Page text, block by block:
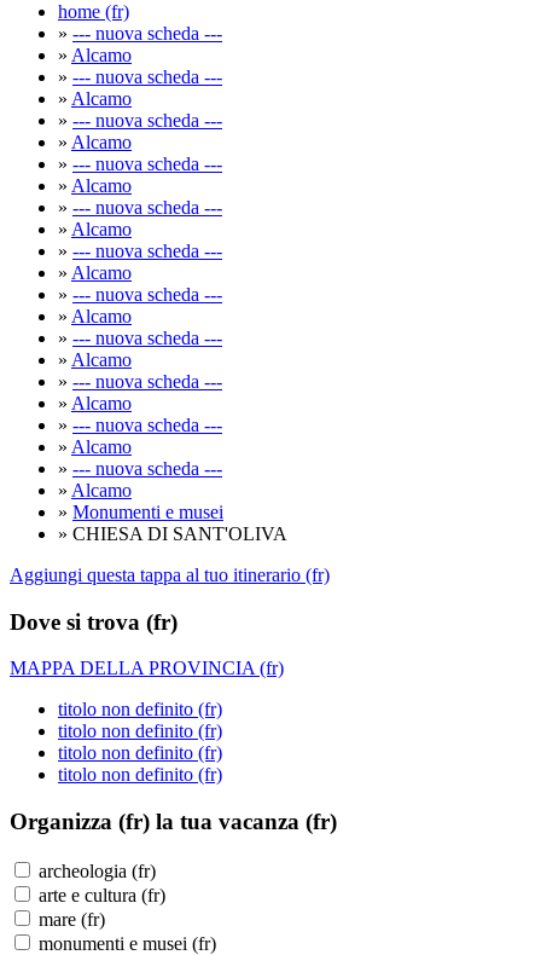
home (fr)
» --- nuova scheda ---
» Alcamo
» --- nuova scheda ---
» Alcamo
» --- nuova scheda ---
» Alcamo
» --- nuova scheda ---
» Alcamo
» --- nuova scheda ---
» Alcamo
» --- nuova scheda ---
» Alcamo
» --- nuova scheda ---
» Alcamo
» --- nuova scheda ---
» Alcamo
» --- nuova scheda ---
» Alcamo
» --- nuova scheda ---
» Alcamo
» --- nuova scheda ---
» Alcamo
» Monumenti e musei
» CHIESA DI SANT'OLIVA
Aggiungi questa tappa al tuo itinerario (fr)
Dove si trova (fr)
MAPPA DELLA PROVINCIA (fr)
titolo non definito (fr)
titolo non definito (fr)
titolo non definito (fr)
titolo non definito (fr)
Organizza (fr) la tua vacanza (fr)
archeologia (fr)
arte e cultura (fr)
mare (fr)
monumenti e musei (fr)